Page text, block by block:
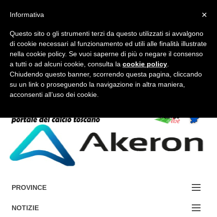
FORUM-ACCEDI
Accedi / Registrati
PROVINCE
EDIZIONE:
NOTIZIE
×
Informativa
Questo sito o gli strumenti terzi da questo utilizzati si avvalgono
di cookie necessari al funzionamento ed utili alle finalità illustrate
nella cookie policy. Se vuoi saperne di più o negare il consenso
a tutti o ad alcuni cookie, consulta la cookie policy
Chiudendo questo banner, scorrendo questa pagina, cliccando
su un link o proseguendo la navigazione in altra maniera,
acconsenti all’uso dei cookie.